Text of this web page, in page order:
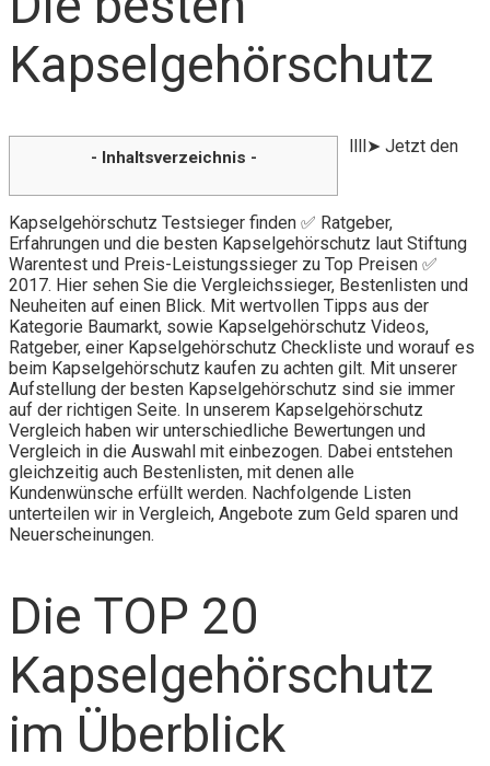
Kapselgehörschutz
- Inhaltsverzeichnis -
llll➤ Jetzt den
Kapselgehörschutz Testsieger finden ✅ Ratgeber,
Erfahrungen und die besten Kapselgehörschutz laut Stiftung
Warentest und Preis-Leistungssieger zu Top Preisen ✅
2017. Hier sehen Sie die Vergleichssieger, Bestenlisten und
Neuheiten auf einen Blick. Mit wertvollen Tipps aus der
Kategorie Baumarkt, sowie Kapselgehörschutz Videos,
Ratgeber, einer Kapselgehörschutz Checkliste und worauf es
beim Kapselgehörschutz kaufen zu achten gilt. Mit unserer
Aufstellung der besten Kapselgehörschutz sind sie immer
auf der richtigen Seite. In unserem Kapselgehörschutz
Vergleich haben wir unterschiedliche Bewertungen und
Vergleich in die Auswahl mit einbezogen. Dabei entstehen
gleichzeitig auch Bestenlisten, mit denen alle
Kundenwünsche erfüllt werden. Nachfolgende Listen
unterteilen wir in Vergleich, Angebote zum Geld sparen und
Neuerscheinungen.
Die TOP 20
Kapselgehörschutz
im Überblick